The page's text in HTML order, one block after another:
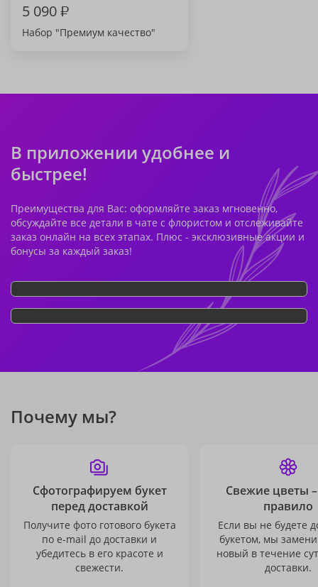
5 090₽
Набор "Премиум качество"
В приложении удобнее и
быстрее!
Преимущества для Вас: оформляйте заказ мгновенно,
обсуждайте все детали в чате с флористом и отслеживайте
заказ онлайн на всех этапах. Плюс - эксклюзивные акции и
бонусы за каждый заказ!
Почему мы?
Сфотографируем букет
перед доставкой
Получите фото готового букета
по e-mail до доставки и
убедитесь в его красоте и
свежести.
Свежие цветы
правило
Если вы не будете
букетом, мы
новый в течение
доставки.